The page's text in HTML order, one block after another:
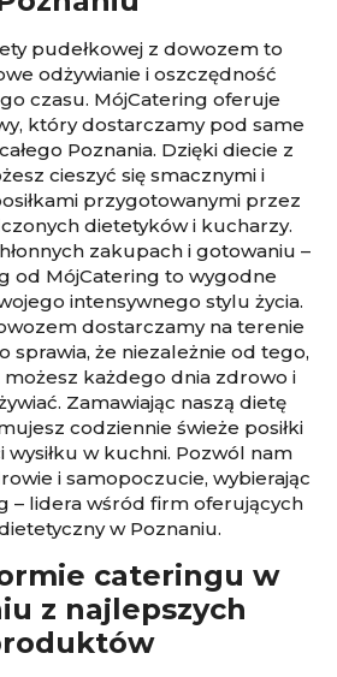
pudełkowej z dowozem to
odżywianie i oszczędność
czasu. MójCatering oferuje
który dostarczamy pod same
Poznania. Dzięki diecie z
cieszyć się smacznymi i
przygotowanymi przez
dietetyków i kucharzy.
zakupach i gotowaniu –
od MójCatering to wygodne
intensywnego stylu życia.
dostarczamy na terenie
sprawia, że niezależnie od tego,
każdego dnia zdrowo i
Zamawiając naszą dietę
codziennie świeże posiłki
w kuchni. Pozwól nam
i samopoczucie, wybierając
– lidera wśród firm oferujących
w Poznaniu.
cateringu w
z najlepszych